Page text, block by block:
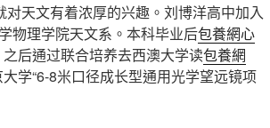
天文有着浓厚的兴趣。刘博洋高中加入
物理学院天文系。本科毕业后包養網心
后通过联合培养去西澳大学读包養網
学“6-8米口径成长型通用光学望远镜项